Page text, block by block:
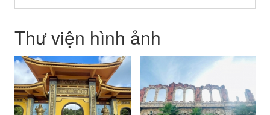
Thư viện hình ảnh